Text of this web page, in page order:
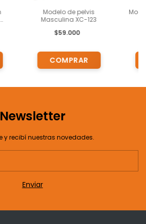
Modelo de pelvis
Masculina XC-123
$59.000
Newsletter
y recibí nuestras novedades.